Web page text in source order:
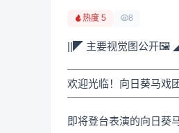
热度 5 8
||◤ 主要视觉图公开🖼
欢迎光临！向日葵马戏
即将登台表演的向日葵